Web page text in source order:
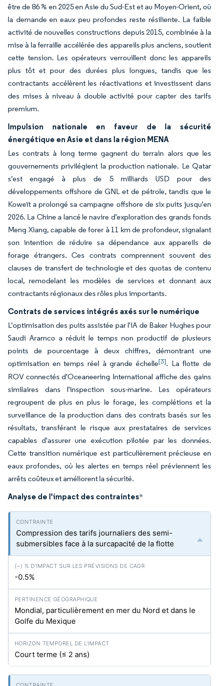
être de 86 % en 2025 en Asie du Sud-Est et au Moyen-Orient, où
la demande en eaux peu profondes reste résiliente. La faible
activité de nouvelles constructions depuis 2015, combinée à la
mise à la ferraille accélérée des appareils plus anciens, soutient
cette tension. Les opérateurs verrouillent donc les appareils
plus tôt et pour des durées plus longues, tandis que les
contractants accélèrent les réactivations et investissent dans
des mises à niveau à double activité pour capter des tarifs
premium.
Impulsion nationale en faveur de la sécurité
énergétique en Asie et dans la région MENA
Les contrats à long terme gagnent du terrain alors que les
gouvernements privilégient la production nationale. Le Qatar
s'est engagé à plus de 5 milliards USD pour des
développements offshore de GNL et de pétrole, tandis que le
Koweït a prolongé sa campagne offshore de six puits jusqu'en
2026. La Chine a lancé le navire d'exploration des grands fonds
Meng Xiang, capable de forer à 11 km de profondeur, signalant
son intention de réduire sa dépendance aux appareils de
forage étrangers. Ces contrats comprennent souvent des
clauses de transfert de technologie et des quotas de contenu
local, remodelant les modèles de services et donnant aux
contractants régionaux des rôles plus importants.
Contrats de services intégrés axés sur le numérique
L'optimisation des puits assistée par l'IA de Baker Hughes pour
Saudi Aramco a réduit le temps non productif de plusieurs
points de pourcentage à deux chiffres, démontrant une
optimisation en temps réel à grande échelle[3]. La flotte de
ROV connectés d'Oceaneering International affiche des gains
similaires dans l'inspection sous-marine. Les opérateurs
regroupent de plus en plus le forage, les complétions et la
surveillance de la production dans des contrats basés sur les
résultats, transférant le risque aux prestataires de services
capables d'assurer une exécution pilotée par les données.
Cette transition numérique est particulièrement précieuse en
eaux profondes, où les alertes en temps réel préviennent les
arrêts coûteux et améliorent la sécurité.
Analyse de l'impact des contraintes*
Compression des tarifs journaliers des semi-
submersibles face à la surcapacité de la flotte
-0.5%
Mondial, particulièrement en mer du Nord et dans le
Golfe du Mexique
Court terme (≤ 2 ans)